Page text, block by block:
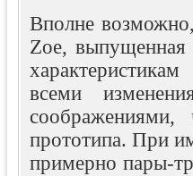
Вполне
Zoe, выпущенная
всеми
прототипа. При
примерно пары-